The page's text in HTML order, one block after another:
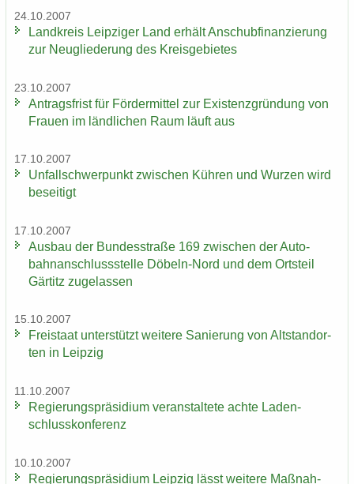
24.10.2007
Land­kreis Leip­zi­ger Land er­hält An­schub­fi­nan­zie­rung
zur Neu­glie­de­rung des Kreis­ge­bie­tes
23.10.2007
An­trags­frist für För­der­mit­tel zur Exis­tenz­grün­dung von
Frau­en im länd­li­chen Raum läuft aus
17.10.2007
Un­fall­schwer­punkt zwi­schen Küh­ren und Wur­zen wird
be­sei­tigt
17.10.2007
Aus­bau der Bun­des­stra­ße 169 zwi­schen der Au­to­
bahn­an­schluss­stel­le Döbeln-​Nord und dem Orts­teil
Gär­titz zu­ge­las­sen
15.10.2007
Frei­staat un­ter­stützt wei­te­re Sa­nie­rung von Alt­stand­or­
ten in Leip­zig
11.10.2007
Re­gie­rungs­prä­si­di­um ver­an­stal­te­te achte La­den­
schluss­kon­fe­renz
10.10.2007
Re­gie­rungs­prä­si­di­um Leip­zig lässt wei­te­re Maß­nah­